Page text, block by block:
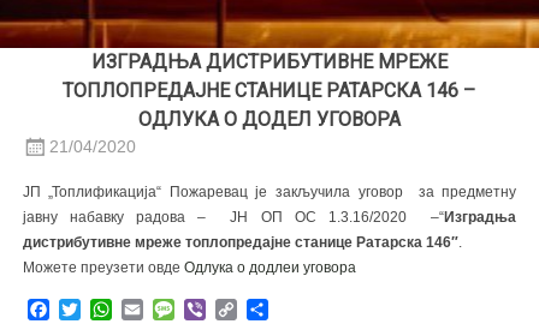
ИЗГРАДЊА ДИСТРИБУТИВНЕ МРЕЖЕ
ТОПЛОПРЕДАЈНЕ СТАНИЦЕ РАТАРСКА 146 –
ОДЛУКА О ДОДЕЛ УГОВОРА
21/04/2020
ЈП „Топлификација“ Пожаревац је закључила уговор за предметну
јавну набавку радова – ЈН ОП ОС 1.3.16/2020 –“Изградња
дистрибутивне мреже топлопредајне станице Ратарска 146″.
Можете преузети овде Oдлука о додлеи уговора
Facebook
TwitterWhatsApp
EmailMessage
ViberCopy